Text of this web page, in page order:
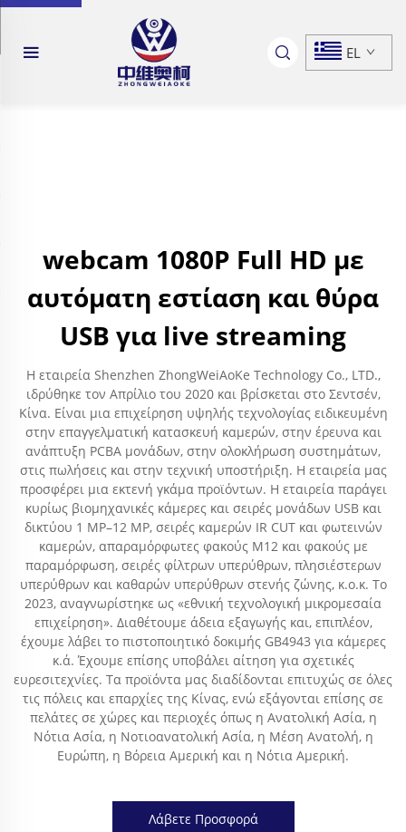
EL
webcam 1080P Full HD με
αυτόματη εστίαση και θύρα
USB για live streaming
Η εταιρεία Shenzhen ZhongWeiAoKe Technology Co., LTD.,
ιδρύθηκε τον Απρίλιο του 2020 και βρίσκεται στο Σεντσέν,
Κίνα. Είναι μια επιχείρηση υψηλής τεχνολογίας ειδικευμένη
στην επαγγελματική κατασκευή καμερών, στην έρευνα και
ανάπτυξη PCBA μονάδων, στην ολοκλήρωση συστημάτων,
στις πωλήσεις και στην τεχνική υποστήριξη. Η εταιρεία μας
προσφέρει μια εκτενή γκάμα προϊόντων. Η εταιρεία παράγει
κυρίως βιομηχανικές κάμερες και σειρές μονάδων USB και
δικτύου 1 MP–12 MP, σειρές καμερών IR CUT και φωτεινών
καμερών, απαραμόρφωτες φακούς M12 και φακούς με
παραμόρφωση, σειρές φίλτρων υπερύθρων, πλησιέστερων
υπερύθρων και καθαρών υπερύθρων στενής ζώνης, κ.ο.κ. Το
2023, αναγνωρίστηκε ως «εθνική τεχνολογική μικρομεσαία
επιχείρηση». Διαθέτουμε άδεια εξαγωγής και, επιπλέον,
έχουμε λάβει το πιστοποιητικό δοκιμής GB4943 για κάμερες
κ.ά. Έχουμε επίσης υποβάλει αίτηση για σχετικές
ευρεσιτεχνίες. Τα προϊόντα μας διαδίδονται επιτυχώς σε όλες
τις πόλεις και επαρχίες της Κίνας, ενώ εξάγονται επίσης σε
πελάτες σε χώρες και περιοχές όπως η Ανατολική Ασία, η
Νότια Ασία, η Νοτιοανατολική Ασία, η Μέση Ανατολή, η
Ευρώπη, η Βόρεια Αμερική και η Νότια Αμερική.
Λάβετε Προσφορά